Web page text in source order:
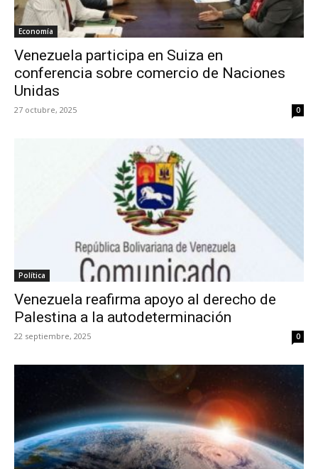
Economía
Venezuela participa en Suiza en
conferencia sobre comercio de Naciones
Unidas
27 octubre, 2025 0
Política
Venezuela reafirma apoyo al derecho de
Palestina a la autodeterminación
22 septiembre, 2025 0